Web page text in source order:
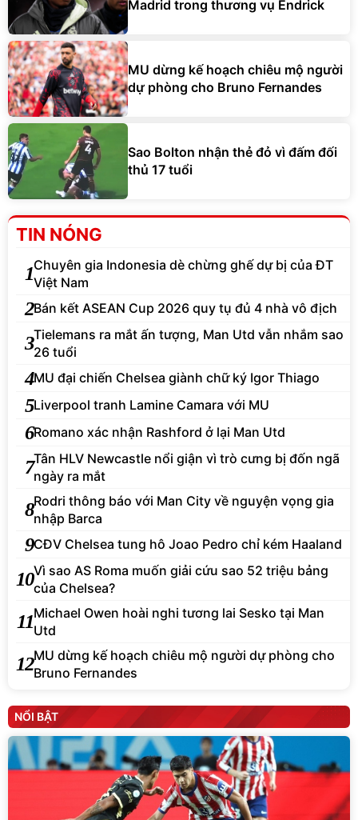
Madrid trong thương vụ Endrick
MU dừng kế hoạch chiêu mộ người
dự phòng cho Bruno Fernandes
Sao Bolton nhận thẻ đỏ vì đấm đối
thủ 17 tuổi
TIN NÓNG
1Chuyên gia Indonesia dè chừng ghế dự bị của ĐT
Việt Nam
2Bán kết ASEAN Cup 2026 quy tụ đủ 4 nhà vô địch
3Tielemans ra mắt ấn tượng, Man Utd vẫn nhắm sao
26 tuổi
4MU đại chiến Chelsea giành chữ ký Igor Thiago
5Liverpool tranh Lamine Camara với MU
6Romano xác nhận Rashford ở lại Man Utd
7Tân HLV Newcastle nổi giận vì trò cưng bị đốn ngã
ngày ra mắt
8Rodri thông báo với Man City về nguyện vọng gia
nhập Barca
9CĐV Chelsea tung hô Joao Pedro chỉ kém Haaland
10Vì sao AS Roma muốn giải cứu sao 52 triệu bảng
của Chelsea?
11Michael Owen hoài nghi tương lai Sesko tại Man
Utd
12MU dừng kế hoạch chiêu mộ người dự phòng cho
Bruno Fernandes
NỔI BẬT